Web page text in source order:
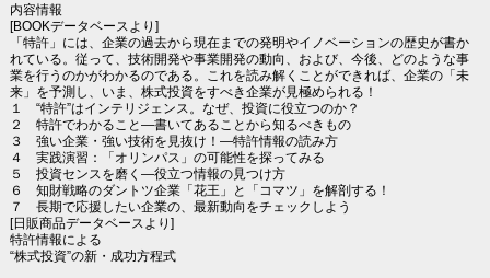
内容情報
[BOOKデータベースより]
「特許」には、企業の過去から現在までの発明やイノベーションの歴史が書か
れている。従って、技術開発や事業開発の動向、および、今後、どのような事
業を行うのかがわかるのである。これを読み解くことができれば、企業の「未
来」を予測し、いま、株式投資をすべき企業が見極められる！
１ “特許”はインテリジェンス。なぜ、投資に役立つのか？
２ 特許でわかること―書いてあることから知るべきもの
３ 強い企業・強い技術を見抜け！―特許情報の読み方
４ 実践演習：「オリンパス」の可能性を探ってみる
５ 投資センスを磨く―役立つ情報の見つけ方
６ 知財戦略のダントツ企業「花王」と「コマツ」を解剖する！
７ 長期で応援したい企業の、最新動向をチェックしよう
[日販商品データベースより]
特許情報による
“株式投資”の新・成功方程式